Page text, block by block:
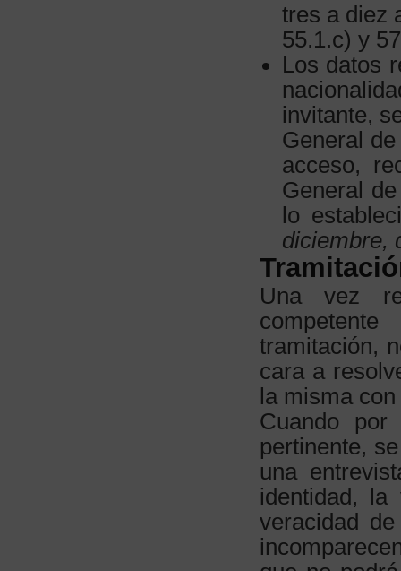
tres a diez
55.1.c) y
Los datos
invitante,
General
acceso,
General
lo
diciembre,
Una vez
tramitación,
cara a
la misma
Cuando
pertinente,
una
identidad,
veracidad